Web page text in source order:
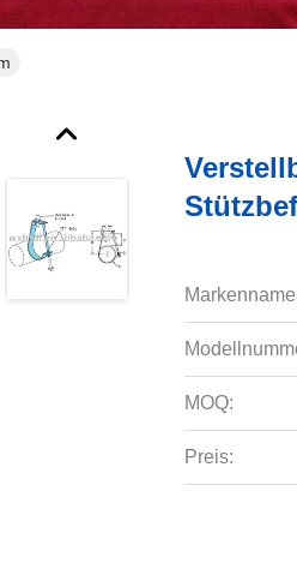
MOQ:
Preis: